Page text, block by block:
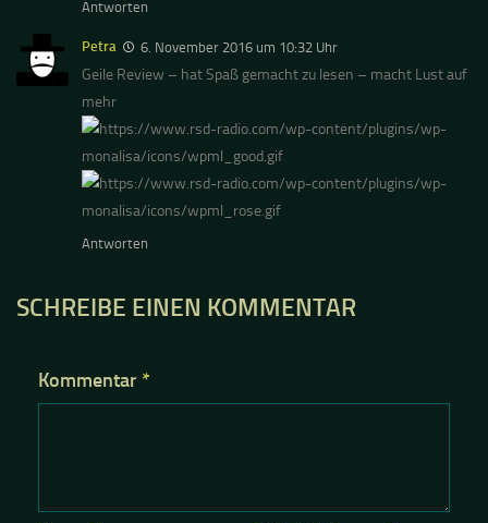
Antworten
Petra 6. November 2016 um 10:32 Uhr
Geile Review – hat Spaß gemacht zu lesen – macht Lust auf
mehr
Antworten
SCHREIBE EINEN KOMMENTAR
Kommentar *